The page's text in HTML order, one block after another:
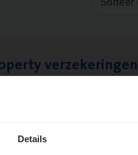
Details
Sorteer
verzekeringen